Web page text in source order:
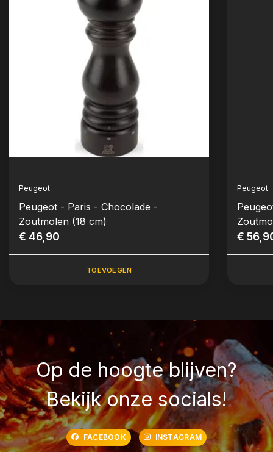
Peugeot
Peugeot - Paris - Chocolade -
Zoutmolen (18 cm)
€ 46,90
TOEVOEGEN
Peugeot
€
Op de hoogte blijven?
Bekijk onze socials!
FACEBOOK INSTAGRAM